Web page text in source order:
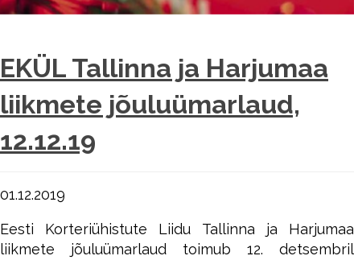
EKÜL Tallinna ja Harjumaa
liikmete jõuluümarlaud,
12.12.19
01.12.2019
Eesti Korteriühistute Liidu Tallinna ja Harjumaa
liikmete jõuluümarlaud toimub 12. detsembril